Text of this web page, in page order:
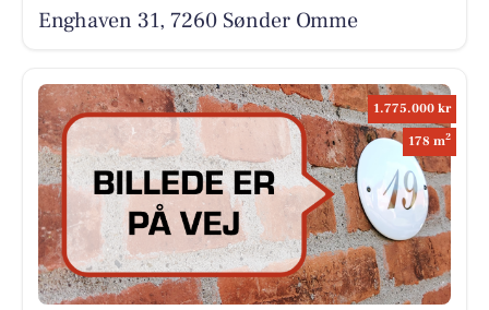
Enghaven 31, 7260 Sønder Omme
1.775.000 kr
178 m2